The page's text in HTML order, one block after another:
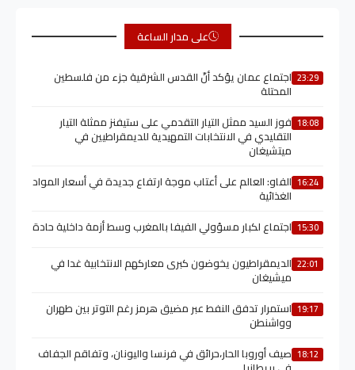
على مدار الساعة
23:29 اجتماع عمان يؤكد أنّ القدس الشرقية جزء من فلسطين
المحتلة
18:08 فوز السيد ممثل التيار التقدمي على ستيفنز ممثلة التيار
التقليدي في الانتخابات التمهيدية للديمقراطيين في
ميتشيغان
16:24 الفاو: العالم على أعتاب موجة ارتفاع جديدة في أسعار المواد
الغذائية
15:30 اجتماع لكبار مسؤولي الفيفا بالمغرب وسط أزمة داخلية حادة
22:01 الديمقراطيون يخوضون كبرى معاركهم الانتخابية غدا في
ميشيغان
19:17 استمرار تدفق النفط عبر مضيق هرمز رغم التوتر بين طهران
وواشنطن
18:12 صيف أوروبا الحار،حرائق في فرنسا واليونان، وتفاقم الجفاف